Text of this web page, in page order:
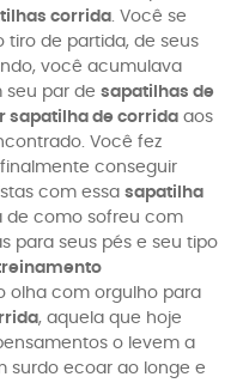
corrida . Você se
tiro de partida, de seus
você acumulava
seu par de sapatilhas de
sapatilha de corrida aos
Você fez
conseguir
com essa sapatilha
de como sofreu com
para seus pés e seu tipo
olha com orgulho para
, aquela que hoje
o levem a
surdo ecoar ao longe e